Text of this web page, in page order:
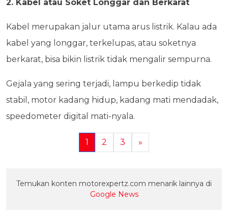
2. Kabel atau Soket Longgar dan Berkarat
Kabel merupakan jalur utama arus listrik. Kalau ada
kabel yang longgar, terkelupas, atau soketnya
berkarat, bisa bikin listrik tidak mengalir sempurna.
Gejala yang sering terjadi, lampu berkedip tidak
stabil, motor kadang hidup, kadang mati mendadak,
speedometer digital mati-nyala.
1 2 3 »
Temukan konten motorexpertz.com menarik lainnya di
Google News